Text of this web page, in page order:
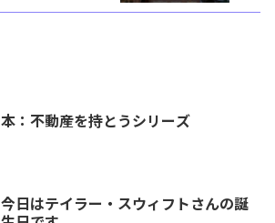
本：不動産を持とうシリーズ
今日はテイラー・スウィフトさんの誕